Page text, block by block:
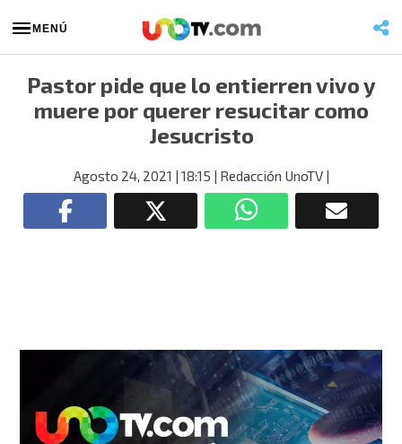
MENÚ
Pastor pide que lo entierren vivo y
muere por querer resucitar como
Jesucristo
Agosto 24, 2021 | 18:15 | Redacción UnoTV|